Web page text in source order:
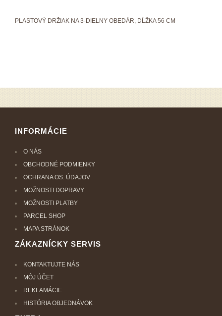
PLASTOVÝ DRŽIAK NA 3-DIELNY OBEDÁR, DĹŽKA 56 CM
INFORMÁCIE
O NÁS
OBCHODNÉ PODMIENKY
OCHRANA OS. ÚDAJOV
MOŽNOSTI DOPRAVY
MOŽNOSTI PLATBY
PARCEL SHOP
MAPA STRÁNOK
ZÁKAZNÍCKY SERVIS
KONTAKTUJTE NÁS
MÔJ ÚČET
REKLAMÁCIE
HISTÓRIA OBJEDNÁVOK